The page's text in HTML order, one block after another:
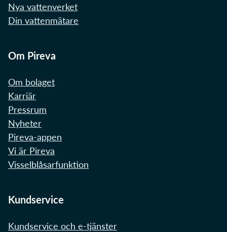
Nya vattenverket
Din vattenmätare
Om Pireva
Om bolaget
Karriär
Pressrum
Nyheter
Pireva-appen
Vi är Pireva
Visselblåsarfunktion
Kundservice
Kundservice och e-tjänster